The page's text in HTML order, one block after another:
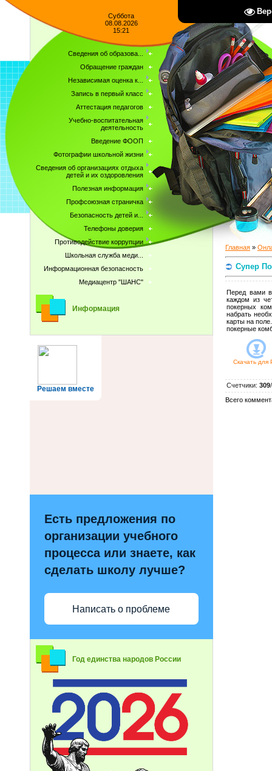
Суббота
08.08.2026
15:21
Сведения об образова...
Обращение граждан
Независимая оценка к...
Запись в первый класс
Аттестация педагогов
Учебно-воспитательная
деятельность
Введение ФООП
Фотографии школьной жизни
Сведения об организациях отдыха
детей и их оздоровления
Полезная информация
Профсоюзная страничка
Безопасность детей и...
Телефоны доверия
Противодействие коррупции
Школьная служба меди...
Информационная безопасность
Медиацентр "ШАНС"
Информация
Решаем вместе
Есть предложения по
организации учебного
процесса или знаете, как
сделать школу лучше?
Написать о проблеме
Год единства народов России
Главная »
Супер
Перед вами
каждом из
покерных
набрать
карты на
покерные
Скачать для
Счетчики: 309/
Всего